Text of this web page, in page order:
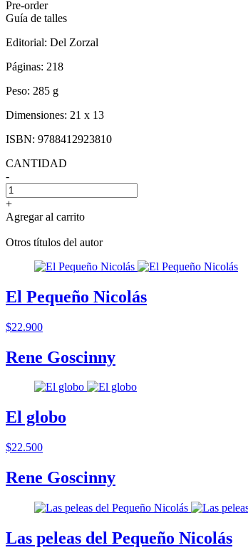
Pre-order
Guía de talles
Editorial: Del Zorzal
Páginas: 218
Peso: 285 g
Dimensiones: 21 x 13
ISBN: 9788412923810
CANTIDAD
-
+
Agregar al carrito
Otros títulos del autor
El Pequeño Nicolás
$22.900
Rene Goscinny
El globo
$22.500
Rene Goscinny
Las peleas del Pequeño Nicolás